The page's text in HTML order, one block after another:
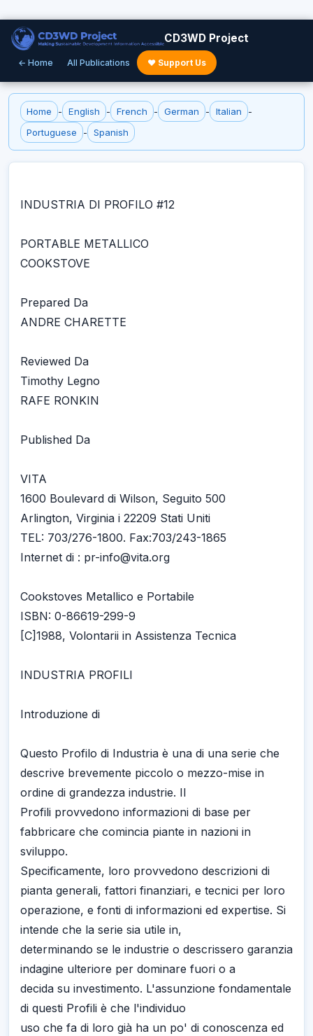
CD3WD Project
← Home All Publications ♥ Support Us
Home - English - French - German - Italian
-
Portuguese
- Spanish
INDUSTRIA DI PROFILO #12
PORTABLE METALLICO
COOKSTOVE
Prepared Da
ANDRE CHARETTE
Reviewed Da
Timothy Legno
RAFE RONKIN
Published Da
VITA
1600 Boulevard di Wilson, Seguito 500
Arlington, Virginia i 22209 Stati Uniti
TEL: 703/276-1800. Fax:703/243-1865
Internet di : pr-info@vita.org
Cookstoves Metallico e Portabile
ISBN: 0-86619-299-9
[C]1988, Volontarii in Assistenza Tecnica
INDUSTRIA PROFILI
Introduzione di
Questo Profilo di Industria è una di una serie che
descrive brevemente piccolo o mezzo-mise in
ordine di grandezza industrie. Il
Profili provvedono informazioni di base per
fabbricare che comincia piante in nazioni in
sviluppo.
Specificamente, loro provvedono descrizioni di
pianta generali, fattori finanziari, e tecnici per loro
operazione, e fonti di informazioni ed expertise. Si
intende che la serie sia utile in,
determinando se le industrie o descrissero garanzia
indagine ulteriore per dominare fuori o a
decida su investimento. L'assunzione fondamentale
di questi Profili è che l'individuo
uso che fa di loro già ha un po' di conoscenza ed